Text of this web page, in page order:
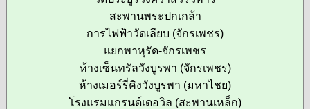
สะพานพระปกเกล้า
การไฟฟ้าวัดเลียบ (จักรเพชร)
แยกพาหุรัด-จักรเพชร
ห้างเซ็นทรัลวังบูรพา (จักรเพชร)
ห้างเมอร์รี่คิงวังบูรพา (มหาไชย)
โรงแรมแกรนด์เดอวิล (สะพานเหล็ก)